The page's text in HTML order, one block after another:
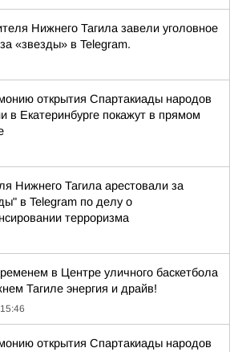
Нижнего Тагила завели уголовное
«звезды» в Telegram.
открытия Спартакиады народов
в Екатеринбурге покажут в прямом
Нижнего Тагила арестовали за
в Telegram по делу о
терроризма
в Центре уличного баскетбола
Тагиле энергия и драйв!
15:46
открытия Спартакиады народов